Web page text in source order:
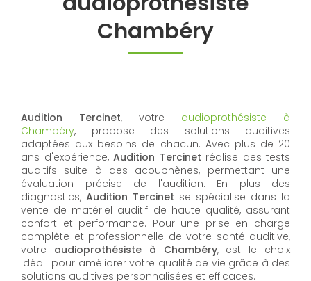
Chambéry
Audition Tercinet, votre audioprothésiste à
Chambéry, propose des solutions auditives
adaptées aux besoins de chacun. Avec plus de 20
ans d'expérience, Audition Tercinet réalise des tests
auditifs suite à des acouphènes, permettant une
évaluation précise de l'audition. En plus des
diagnostics, Audition Tercinet se spécialise dans la
vente de matériel auditif de haute qualité, assurant
confort et performance. Pour une prise en charge
complète et professionnelle de votre santé auditive,
votre audioprothésiste à Chambéry, est le choix
idéal pour améliorer votre qualité de vie grâce à des
solutions auditives personnalisées et efficaces.